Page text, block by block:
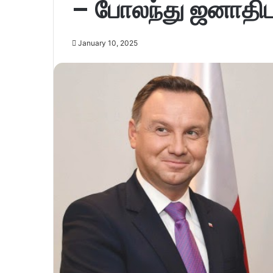
– போலந்து
January 10, 2025